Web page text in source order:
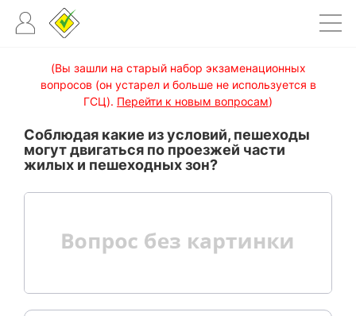
(Вы зашли на старый набор экзаменационных
вопросов (он устарел и больше не используется в
ГСЦ). Перейти к новым вопросам)
Соблюдая какие из условий, пешеходы
могут двигаться по проезжей части
жилых и пешеходных зон?